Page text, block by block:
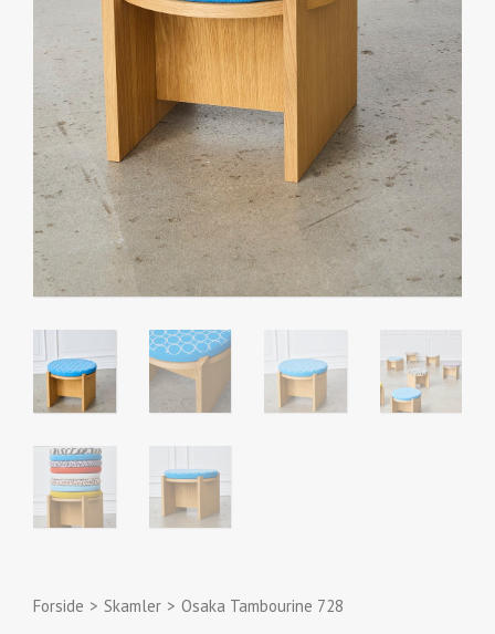
Forside > Skamler > Osaka Tambourine 728